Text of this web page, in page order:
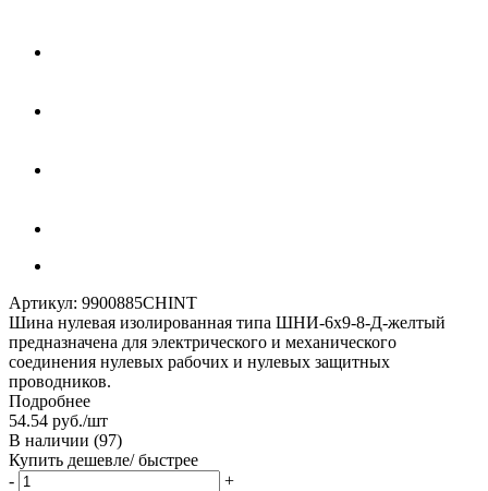
Артикул: 9900885CHINT
Шина нулевая изолированная типа ШНИ-6х9-8-Д-желтый
предназначена для электрического и механического
соединения нулевых рабочих и нулевых защитных
проводников.
Подробнее
54.54 руб./шт
В наличии (97)
Купить дешевле/ быстрее
-
+